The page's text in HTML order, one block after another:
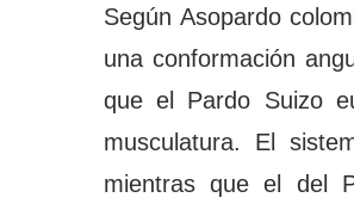
Según Asopardo
una conformación
que el Pardo Suizo
musculatura. El
mientras que el del